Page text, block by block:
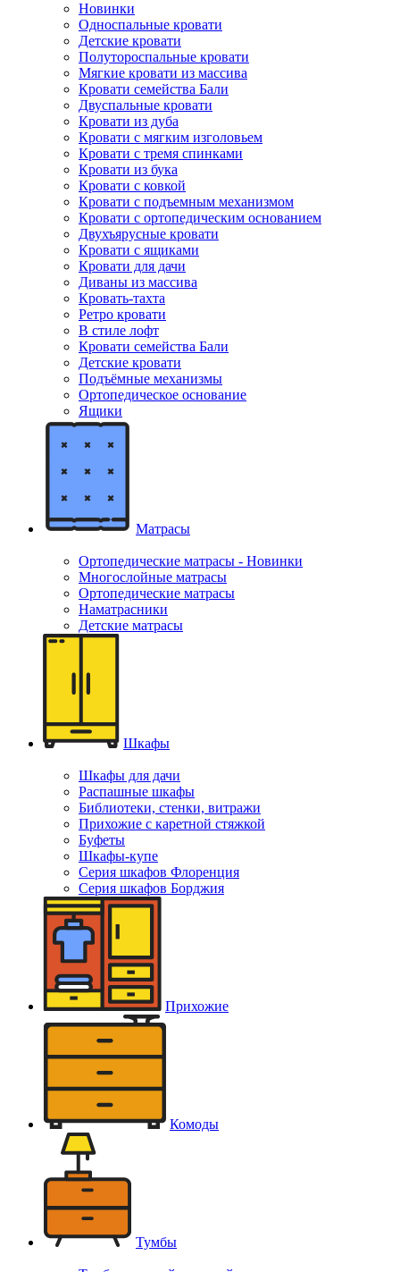
Новинки
Односпальные кровати
Детские кровати
Полутороспальные кровати
Мягкие кровати из массива
Кровати семейства Бали
Двуспальные кровати
Кровати из дуба
Кровати с мягким изголовьем
Кровати с тремя спинками
Кровати из бука
Кровати с ковкой
Кровати с подъемным механизмом
Кровати с ортопедическим основанием
Двухъярусные кровати
Кровати с ящиками
Кровати для дачи
Диваны из массива
Кровать-тахта
Ретро кровати
В стиле лофт
Кровати семейства Бали
Детские кровати
Подъёмные механизмы
Ортопедическое основание
Ящики
Матрасы
Ортопедические матрасы - Новинки
Многослойные матрасы
Ортопедические матрасы
Наматрасники
Детские матрасы
Шкафы
Шкафы для дачи
Распашные шкафы
Библиотеки, стенки, витражи
Прихожие с каретной стяжкой
Буфеты
Шкафы-купе
Серия шкафов Флоренция
Серия шкафов Борджия
Прихожие
Комоды
Тумбы